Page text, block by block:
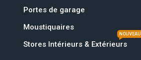
Portes de garage
Moustiquaires
Stores Intérieurs & Extérieurs
NOUVEAU